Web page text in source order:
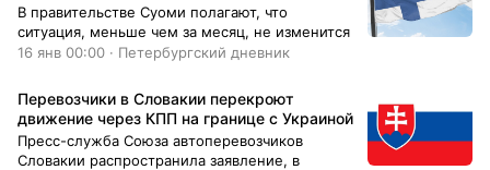
В правительстве Суоми полагают, что
ситуация, меньше чем за месяц, не изменится
16 янв 00:00 · Петербургский дневник
Перевозчики в Словакии перекроют
движение через КПП на границе с Украиной
Пресс-служба Союза автоперевозчиков
Словакии распространила заявление, в